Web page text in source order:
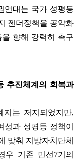
연대는 국가 성평등
젠더정책을 공약화
향해 강력히 촉구
추진체계의 회복과
지는 저지되었지만,
과 성평등 정책이
맞춰 지방자치단체
우 기존 민선 7기의